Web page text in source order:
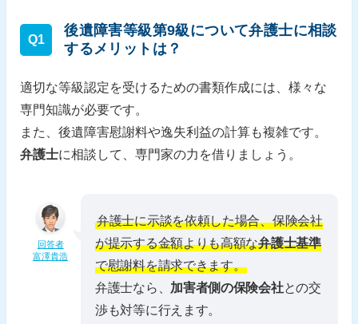
Q1
後遺障害等級第9級について弁護士に相談
するメリットは？
適切な等級認定を受けるための書類作成には、様々な
専門知識が必要です。
また、後遺障害慰謝料や逸失利益の計算も複雑です。
弁護士に相談して、専門家の力を借りましょう。
回答者
富澤貴浩
弁護士に示談を依頼した場合、保険会社
が提示する金額よりも高額な弁護士基準
で慰謝料を請求できます。
弁護士なら、 加害者側の保険会社との交
渉も対等に行えます。